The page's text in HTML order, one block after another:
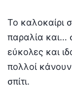
Το καλοκαίρι
παραλία και…
εύκολες και
πολλοί
σπίτι.